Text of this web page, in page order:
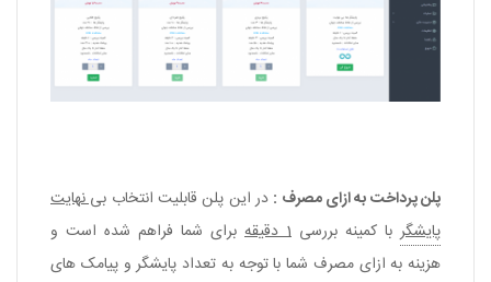
پلن پرداخت به ازای مصرف : در این پلن قابلیت انتخاب بی نهایت
پایشگر با کمینه بررسی 1 دقیقه
برای شما فراهم شده است و
هزینه به ازای مصرف شما با توجه به تعداد پایشگر و پیامک های